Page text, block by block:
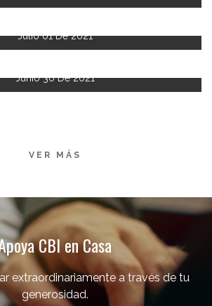
Julio 01 De 2021
Junio 30 De 2021
VER MÁS
CBI en Casa
extraordinariamente a través de tu
generosidad.